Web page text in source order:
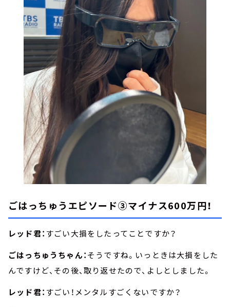
ごはっちゅうエピソード③マイナス600万円！
レッド君： すごい大損をしたってことですか？
ごはっちゅうちゃん：そうですね。いっときは大損をした
んですけど、その後、取り返せたので、よしとしました。
レッド君： すごい！メンタルすごくないですか？